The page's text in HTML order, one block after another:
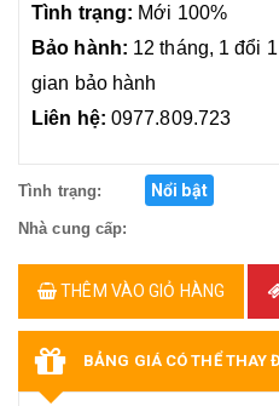
Tình trạng: Mới 100%
Bảo hành: 12 tháng, 1 đổi
gian bảo hành
Liên hệ: 0977.809.723
Tình trạng: Nổi bật
Nhà cung cấp:
THÊM VÀO GIỎ HÀNG
BẢNG GIÁ CÓ THỂ THAY